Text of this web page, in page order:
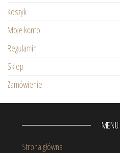
Koszyk
Moje konto
Regulamin
Sklep
Zamówienie
MENU
Strona główna